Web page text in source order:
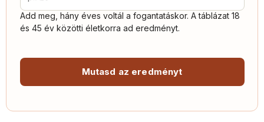
Add meg, hány éves voltál a fogantatáskor. A táblázat 18
és 45 év közötti életkorra ad eredményt.
Mutasd az eredményt